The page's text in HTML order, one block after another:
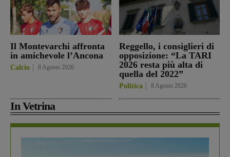
Il Montevarchi affronta
in amichevole l’Ancona
Calcio 8 Agosto 2026
Reggello, i consiglieri di
opposizione: “La TARI
2026 resta più alta di
quella del 2022”
Politica 8 Agosto 2026
In Vetrina